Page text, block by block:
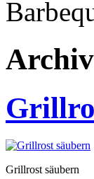
Grillrost säubern